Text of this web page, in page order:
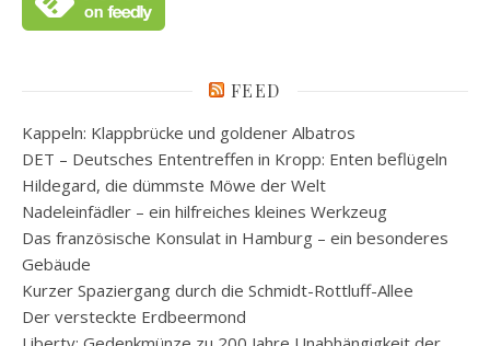
FEED
Kappeln: Klappbrücke und goldener Albatros
DET – Deutsches Ententreffen in Kropp: Enten beflügeln
Hildegard, die dümmste Möwe der Welt
Nadeleinfädler – ein hilfreiches kleines Werkzeug
Das französische Konsulat in Hamburg – ein besonderes
Gebäude
Kurzer Spaziergang durch die Schmidt-Rottluff-Allee
Der versteckte Erdbeermond